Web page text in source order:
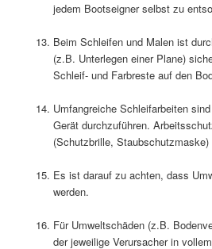
jedem Bootseigner selbst zu
Beim Schleifen und Malen ist
(z.B. Unterlegen einer Plane)
Schleif- und Farbreste auf den
Umfangreiche Schleifarbeiten
Gerät durchzuführen.
(Schutzbrille,
Es ist darauf zu achten, dass
werden.
Für Umweltschäden (z.B.
der jeweilige Verursacher in